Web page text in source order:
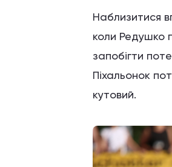
Наблизитися
коли Редушко
запобігти
Піхальонок
кутовий.